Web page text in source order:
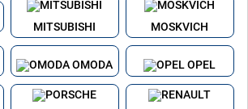
MITSUBISHI MOSKVICH
OMODA OPEL